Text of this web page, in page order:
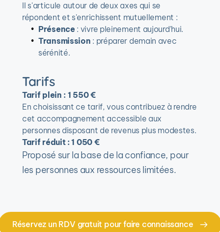
Il s'articule autour de deux axes qui se
répondent et s'enrichissent mutuellement :
Présence : vivre pleinement aujourd'hui.
Transmission : préparer demain avec
sérénité.
Tarifs
Tarif plein : 1 550 €
En choisissant ce tarif, vous contribuez à rendre
cet accompagnement accessible aux
personnes disposant de revenus plus modestes.
Tarif réduit : 1 050 €
Proposé sur la base de la confiance, pour
les personnes aux ressources limitées.
Réservez un RDV gratuit pour faire connaissance